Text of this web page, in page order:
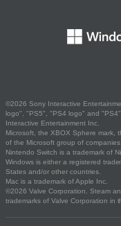
©2026 Sony Interactive
logo", "PS5", "PS4 logo" and
Interactive Entertainment Inc.
Microsoft, the XBOX Sphere mark,
of the Microsoft group of companies.
Nintendo Switch is a trademark of
Windows is either a registered
States and/or other countries.
Mac is a trademark of Apple Inc.
©2026 Valve Corporation. Steam
trademarks of Valve Corporation in